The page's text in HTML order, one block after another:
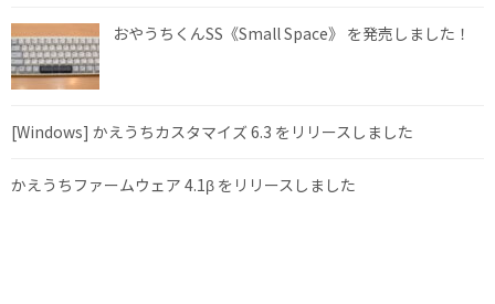
おやうちくんSS《Small Space》 を発売しました！
[Windows] かえうちカスタマイズ 6.3 をリリースしました
かえうちファームウェア 4.1β をリリースしました